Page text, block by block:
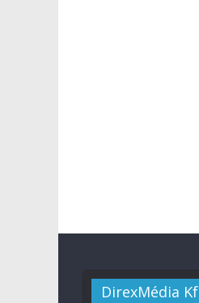
DirexMédia